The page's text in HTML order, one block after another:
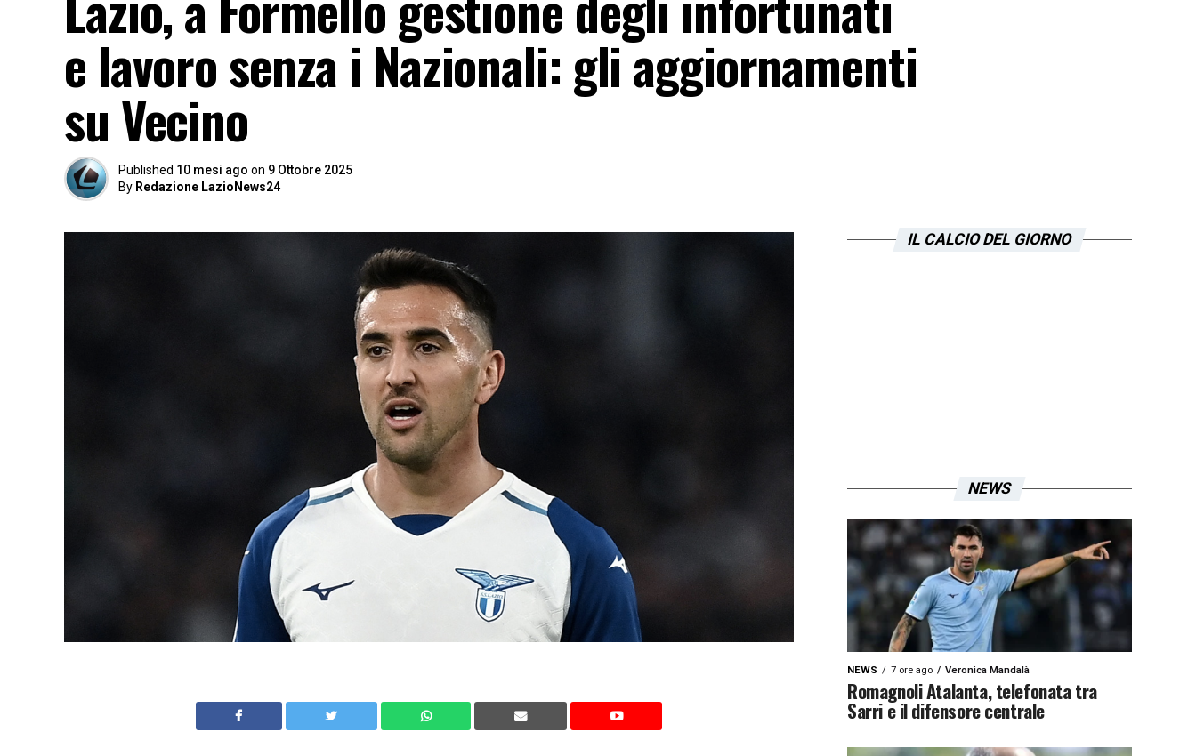
e lavoro senza i Nazionali: gli aggiornamenti
su Vecino
Published 10 mesi ago on 9 Ottobre 2025
By Redazione LazioNews24
IL CALCIO DEL GIORNO
NEWS
NEWS 7 ore ago Veronica Mandalà
Romagnoli Atalanta, telefonata tra
Sarri e il difensore centrale